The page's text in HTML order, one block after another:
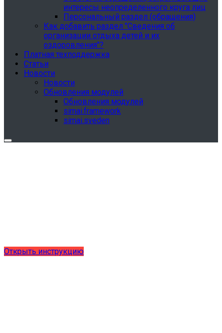
интересы неопределенного круга лиц
Персональный раздел (обращения)
Как добавить раздел "Сведения об
организации отдыха детей и их
оздоровления"?
Платная техподдержка
Статьи
Новости
Новости
Обновления модулей
Обновления модулей
simai.framework
simai.sveden
Открыть инструкцию